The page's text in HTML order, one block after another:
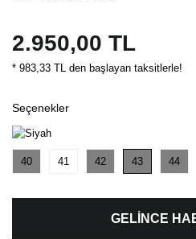
2.950,00 TL
* 983,33 TL den başlayan taksitlerle!
Seçenekler
40 41 42 43 44
GELİNCE